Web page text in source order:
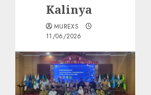
Kalinya
MUREXS
11/06/2026